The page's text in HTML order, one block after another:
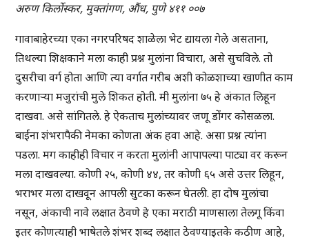
अरुण किर्लोस्कर, मुक्तांगण, औंध, पुणे ४११ ००७
गावाबाहेरच्या एका नगरपरिषद शाळेला भेट द्यायला गेले असताना,
तिथल्या शिक्षकाने मला काही प्रश्न मुलांना विचारा, असे सुचविले. तो
दुसरीचा वर्ग होता आणि त्या वर्गात गरीब अशी कोळशाच्या खाणीत काम
करणाऱ्या मजुरांची मुले शिकत होती. मी मुलांना ७५ हे अंकात लिहून
दाखवा. असे सांगितले. हे ऐकताच मुलांच्यावर जणू डोंगर कोसळला.
बाईंना शंभरापैकी नेमका कोणता अंक हवा आहे. असा प्रश्न त्यांना
पडला. मग काहीही विचार न करता मुलांनी आपापल्या पाट्या वर करून
मला दाखवल्या. कोणी २५, कोणी ४४, तर कोणी ६५ असे उत्तर लिहून,
भराभर मला दाखवून आपली सुटका करून घेतली. हा दोष मुलांचा
नसून, अंकाची नावे लक्षात ठेवणे हे एका मराठी माणसाला तेलगू किंवा
इतर कोणत्याही भाषेतले शंभर शब्द लक्षात ठेवण्याइतके कठीण आहे,